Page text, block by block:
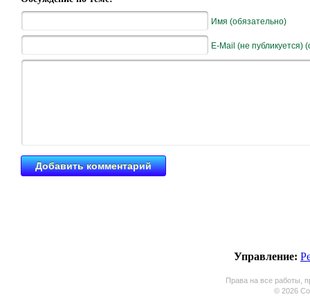
Имя (обязательно)
E-Mail (не публикуется)
Управление:
Права на все работы,
© 2026